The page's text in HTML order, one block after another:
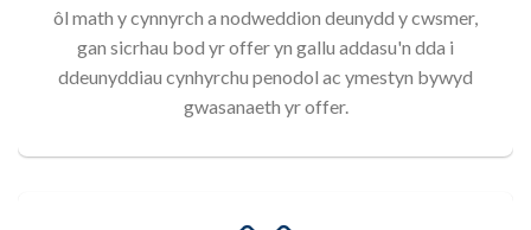
ôl math y cynnyrch a nodweddion deunydd y cwsmer,
gan sicrhau bod yr offer yn gallu addasu'n dda i
ddeunyddiau cynhyrchu penodol ac ymestyn bywyd
gwasanaeth yr offer.